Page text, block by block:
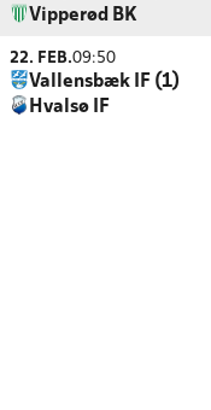
Vipperød BK
22. FEB.09:50
Vallensbæk IF (1)
Hvalsø IF